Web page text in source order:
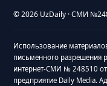
© 2026 UzDaily · СМИ
Использование
письменного разрешения
интернет-СМИ № 248510 от
предприятие Daily Media.